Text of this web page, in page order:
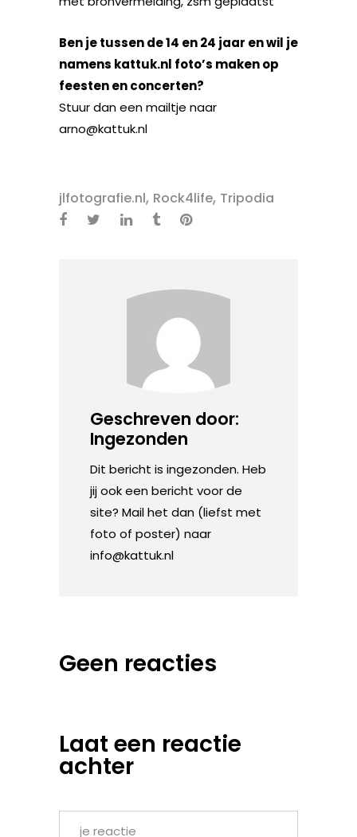
Ben je tussen de 14 en 24 jaar en wil je
namens kattuk.nl foto’s maken op
feesten en concerten?
Stuur dan een mailtje naar
arno@kattuk.nl
jlfotografie.nl, Rock4life, Tripodia
Geschreven door:
Ingezonden
Dit bericht is ingezonden. Heb
jij ook een bericht voor de
site? Mail het dan (liefst met
foto of poster) naar
info@kattuk.nl
Geen reacties
Laat een reactie
achter